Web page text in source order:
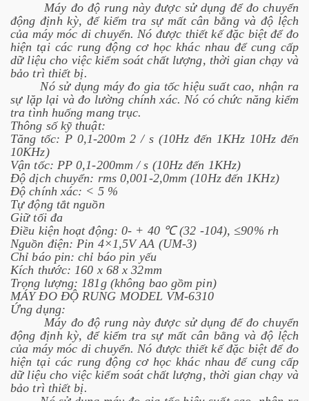
Máy đo độ rung này được sử dụng để đo chuyển
động định kỳ, để kiểm tra sự mất cân bằng và độ lệch
của máy móc di chuyển. Nó được thiết kế đặc biệt để đo
hiện tại các rung động cơ học khác nhau để cung cấp
dữ liệu cho việc kiểm soát chất lượng, thời gian chạy và
bảo trì thiết bị.
Nó sử dụng máy đo gia tốc hiệu suất cao, nhận ra
sự lặp lại và đo lường chính xác. Nó có chức năng kiểm
tra tình huống mang trục.
Thông số kỹ thuật:
Tăng tốc: P 0,1-200m 2 / s (10Hz đến 1KHz 10Hz đến
10KHz)
Vận tốc: PP 0,1-200mm / s (10Hz đến 1KHz)
Độ dịch chuyển: rms 0,001-2,0mm (10Hz đến 1KHz)
Độ chính xác: < 5 %
Tự động tắt nguồn
Giữ tối đa
Điều kiện hoạt động: 0- + 40 ℃ (32 -104), ≤90% rh
Nguồn điện: Pin 4×1,5V AA (UM-3)
Chỉ báo pin: chỉ báo pin yếu
Kích thước: 160 x 68 x 32mm
Trọng lượng: 181g (không bao gồm pin)
MÁY ĐO ĐỘ RUNG MODEL VM-6310
Ứng dụng:
Máy đo độ rung này được sử dụng để đo chuyển
động định kỳ, để kiểm tra sự mất cân bằng và độ lệch
của máy móc di chuyển. Nó được thiết kế đặc biệt để đo
hiện tại các rung động cơ học khác nhau để cung cấp
dữ liệu cho việc kiểm soát chất lượng, thời gian chạy và
bảo trì thiết bị.